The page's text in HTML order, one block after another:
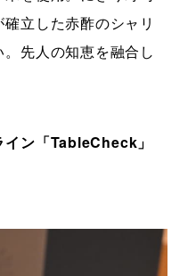
立した赤酢のシャリ
先人の知恵を融合し
ン「TableCheck」